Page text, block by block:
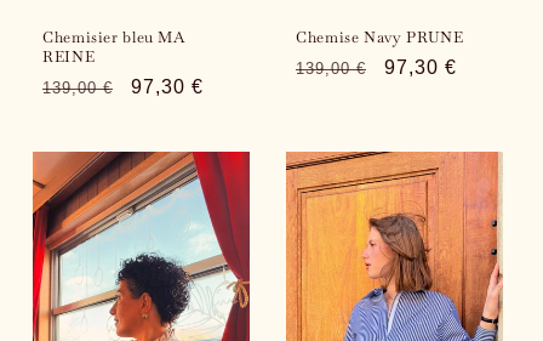
Chemisier bleu MA
REINE
Regular
139,00 €
Sale
97,30 €
Chemise Navy PRUNE
Regular
139,00 €
Sale
97,30 €